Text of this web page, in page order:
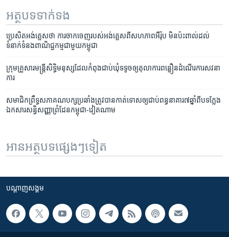
អត្ថបទ​ទាក់ទង
ប្រេសិត​អង់គ្លេសថា ការ​ចាកចេញ​របស់​អង់គ្លេស​ពី​សហភាព​អឺរ៉ុប មិន​ប៉ះពាល់​ដល់​
ទំនាក់​ទំនង​ពាណិជ្ជកម្ម​ជាមួយ​កម្ពុជា
ក្រុម​គ្រួសារ​មន្ត្រី​សិទ្ធិមនុស្ស​ដែល​កំពុង​ជាប់​ឃុំ​ទទូច​ឲ្យ​តុលាការ​ពន្លឿន​ដំណើរការ​សវនា
ការ
សមាជិក​ព្រឹទ្ធសភា​គណបក្ស​ប្រឆាំង​ត្រូវ​បាន​កាត់​ទោស​ឲ្យ​ជាប់​ពន្ធនាគារ​៧​ឆ្នាំ​ពី​បទ​ក្លែង​
ឯកសារ​សន្ធិសញ្ញា​ព្រំដែន​កម្ពុជា-វៀតណាម
អានអត្ថបទផ្សេងៗទៀត
បណ្តាញ​សង្គម